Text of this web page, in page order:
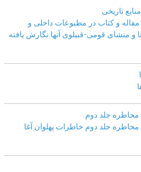
تاریخی
مقاله و کتاب در مطبوعات داخلی و
و منشای قومی-قبیلوی آنھا نگارش یافته
جلد دوم
جلد دوم خاطرات پهلوان آغا